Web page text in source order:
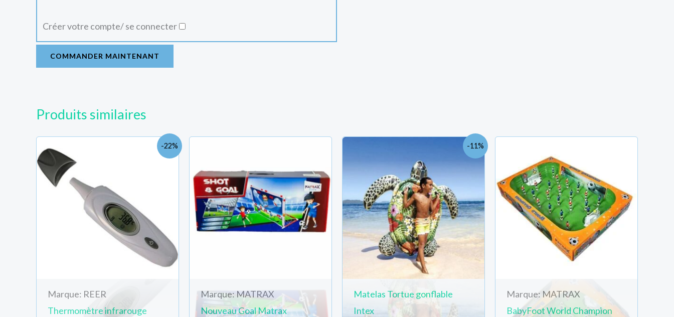
Créer votre compte/ se connecter
COMMANDER MAINTENANT
Produits similaires
-22%
Marque: REER
Thermomètre infrarouge
TND
152.000.
prix
Marque: MATRAX
Nouveau Goal Matrax
-11%
Matelas Tortue gonflable
Intex
initial
était :
TND
67.200.
actuel
TND
60.000.
Marque: MATRAX
BabyFoot World Champion